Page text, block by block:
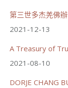
孤！
#正心會
#基隆榮服處
第三世多杰羌佛
2021-12-13
A Treasury of
2021-08-10
DORJE CHANG